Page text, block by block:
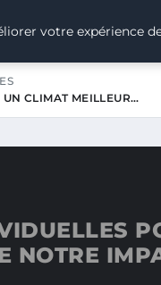
LE
CLIMAT MEILLEUR…
NOTRE
votre expérience